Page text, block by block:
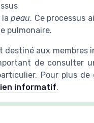
lapeau. Ce processus
pulmonaire.
destiné aux membres
de consulter
Pour plus de
informatif.